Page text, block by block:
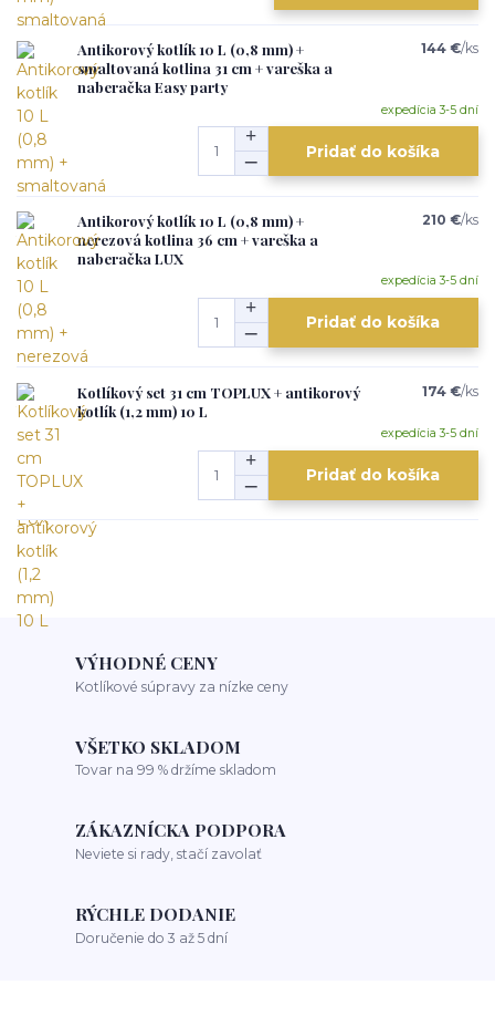
Antikorový kotlík 10 L (0,8 mm) +
smaltovaná kotlina 31 cm + vareška a
naberačka Easy party
144 €/ks
expedícia 3-5 dní
Pridať do košíka
Antikorový kotlík 10 L (0,8 mm) +
nerezová kotlina 36 cm + vareška a
naberačka LUX
210 €/ks
expedícia 3-5 dní
Pridať do košíka
Kotlíkový set 31 cm TOPLUX + antikorový
kotlík (1,2 mm) 10 L
174 €/ks
expedícia 3-5 dní
Pridať do košíka
VÝHODNÉ CENY
Kotlíkové súpravy za nízke ceny
VŠETKO SKLADOM
Tovar na 99 % držíme skladom
ZÁKAZNÍCKA PODPORA
Neviete si rady, stačí zavolať
RÝCHLE DODANIE
Doručenie do 3 až 5 dní